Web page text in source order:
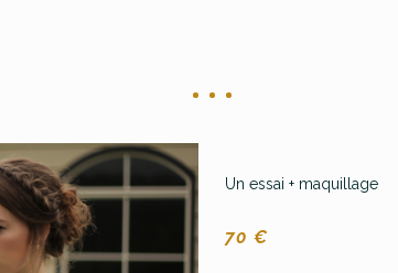
Un essai + maquillage
70 €